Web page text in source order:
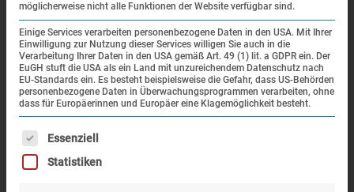
Die KZ-Gedenkstätte ist nicht nur ein geschichtsträchtiger
möglicherweise nicht alle Funktionen der Website verfügbar sind.
Einige Services verarbeiten personenbezogene Daten in den USA. Mit Ihrer
Einwilligung zur Nutzung dieser Services willigen Sie auch in die
Verarbeitung Ihrer Daten in den USA gemäß Art. 49 (1) lit. a GDPR ein. Der
EuGH stuft die USA als ein Land mit unzureichendem Datenschutz nach
EU-Standards ein. Es besteht beispielsweise die Gefahr, dass US-Behörden
personenbezogene Daten in Überwachungsprogrammen verarbeiten, ohne
dass für Europäerinnen und Europäer eine Klagemöglichkeit besteht.
Es folgt eine Liste der Service-Gruppen, für die eine
Essenziell
Statistiken